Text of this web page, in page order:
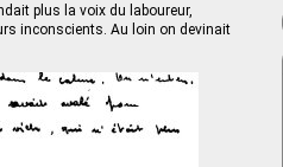
plus la voix du laboureur,
inconscients. Au loin on devinait